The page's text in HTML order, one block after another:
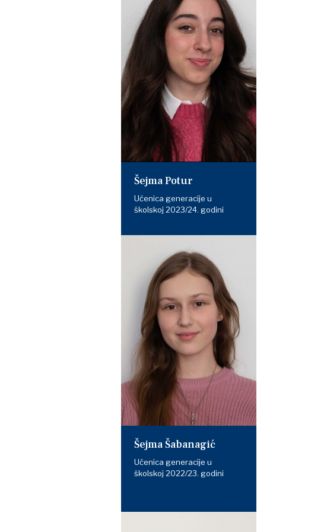
Šejma Potur
Učenica generacije u
školskoj 2023/24. godini
Šejma Šabanagić
Učenica generacije u
školskoj 2022/23. godini